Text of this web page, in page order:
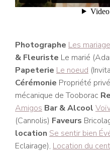
Photographe Les
& Fleuriste Le marié
Papeterie Le noeud
Cérémonie Propriété
mécanique de Tooborac
Amigos Bar & Alcool
(Cannolis) Faveurs
location Se sentir bien
Eclairage), Location du